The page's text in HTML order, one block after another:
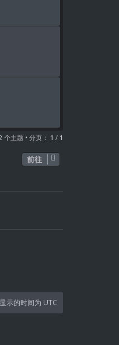
个主题 • 分页： 1 / 1
前往
示的时间为 UTC